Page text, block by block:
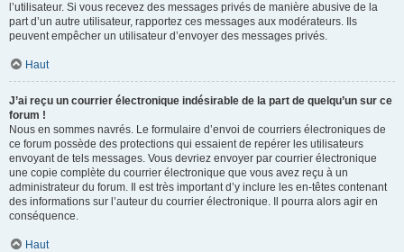
l’utilisateur. Si vous recevez des messages privés de manière abusive de la
part d’un autre utilisateur, rapportez ces messages aux modérateurs. Ils
peuvent empêcher un utilisateur d’envoyer des messages privés.
Haut
J’ai reçu un courrier électronique indésirable de la part de quelqu’un sur ce
forum !
Nous en sommes navrés. Le formulaire d’envoi de courriers électroniques de
ce forum possède des protections qui essaient de repérer les utilisateurs
envoyant de tels messages. Vous devriez envoyer par courrier électronique
une copie complète du courrier électronique que vous avez reçu à un
administrateur du forum. Il est très important d’y inclure les en-têtes contenant
des informations sur l’auteur du courrier électronique. Il pourra alors agir en
conséquence.
Haut